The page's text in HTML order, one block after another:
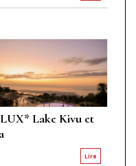
Lake Kivu et
Lire